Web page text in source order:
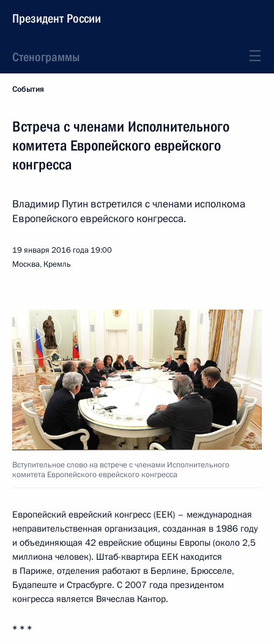
Президент России
Стенограммы
События
Встреча с членами Исполнительного
комитета Европейского еврейского
конгресса
Владимир Путин встретился с членами исполкома
Европейского еврейского конгресса.
19 января 2016 года 19:00
Москва, Кремль
Вступительное слово на встрече с членами Исполнительного
комитета Европейского еврейского конгресса
Европейский еврейский конгресс (ЕЕК) – международная
неправительственная организация, созданная в 1986 году
и объединяющая 42 еврейские общины Европы (около 2,5
миллиона человек). Штаб-квартира ЕЕК находится
в Париже, отделения работают в Берлине, Брюсселе,
Будапеште и Страсбурге. С 2007 года президентом
конгресса является Вячеслав Кантор.
* * *